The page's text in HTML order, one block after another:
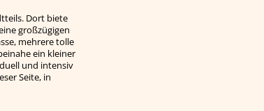
Dort biete
großzügigen
mehrere tolle
ein kleiner
und intensiv
Seite, in